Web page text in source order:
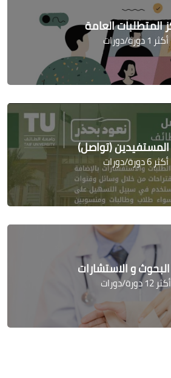
المتطلبات العامة
أكثر 1 دورة/دورات
المستفيدين (تواصل)
أكثر 6 دورة/دورات
و الاستشارات
أكثر 12 دورة/دورات